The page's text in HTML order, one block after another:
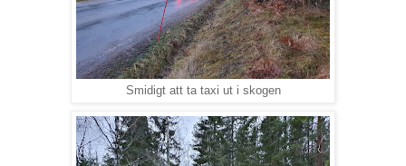
Smidigt att ta taxi ut i skogen